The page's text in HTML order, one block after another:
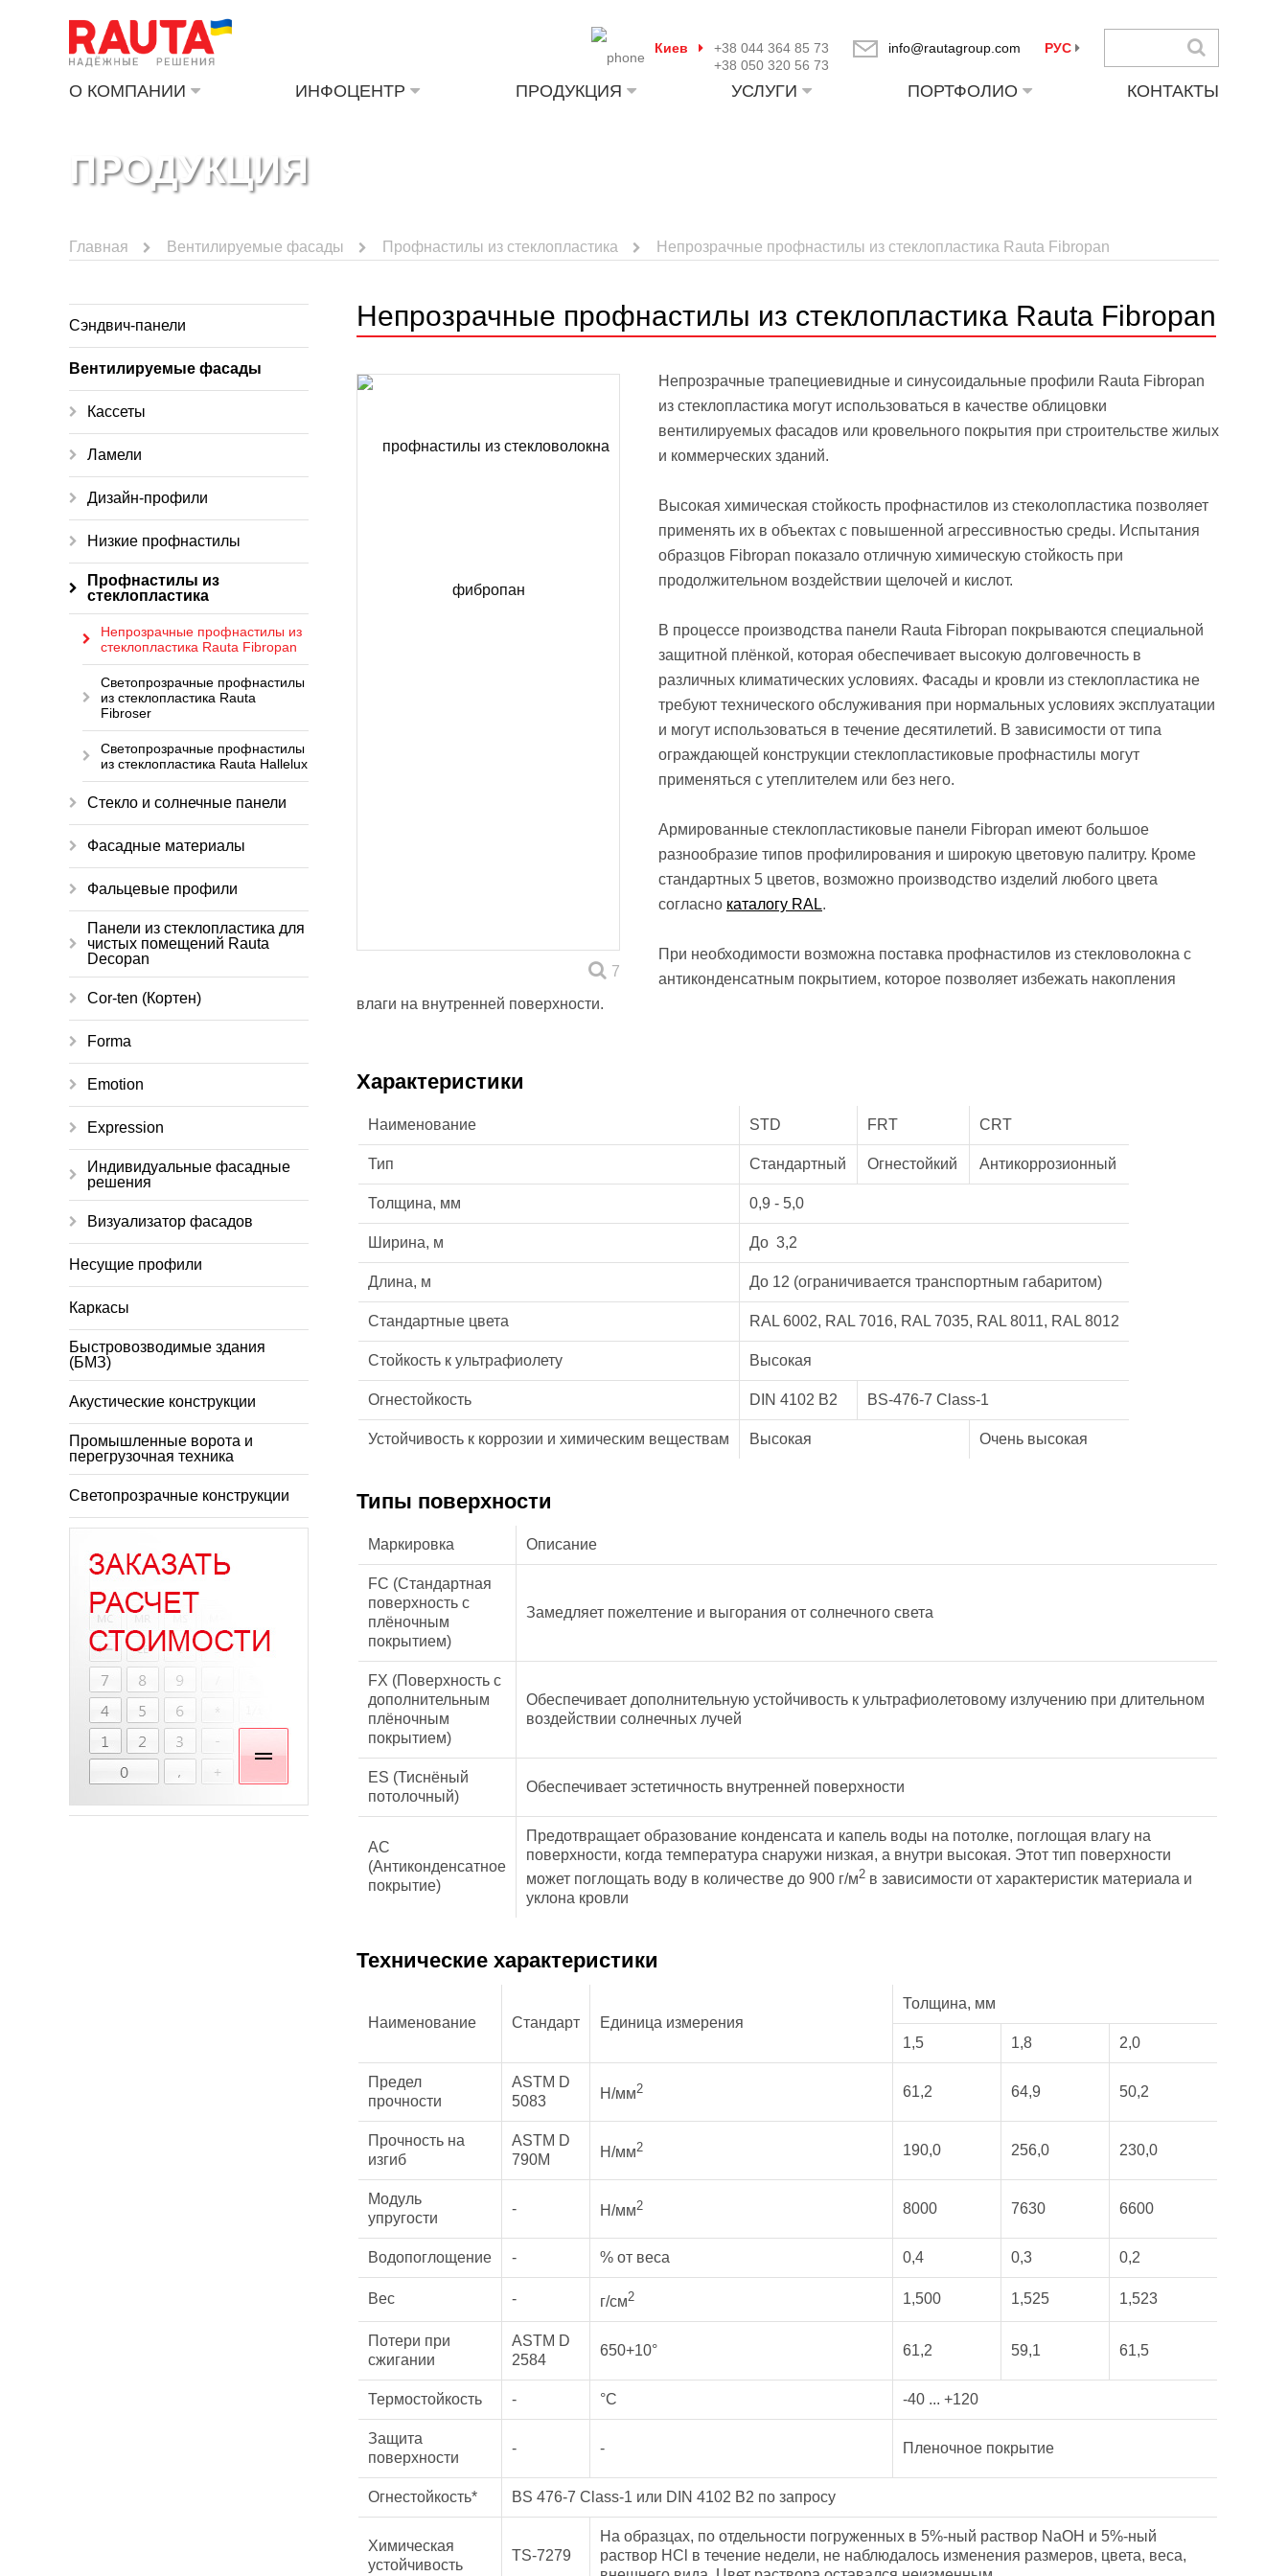
Киев
+38 044 364 85 73
+38 050 320 56 73
info@rautagroup.com РУС
О КОМПАНИИ ИНФОЦЕНТР ПРОДУКЦИЯ УСЛУГИ ПОРТФОЛИО КОНТАКТЫ
ПРОДУКЦИЯ
Главная Вентилируемые фасады Профнастилы из стеклопластика Непрозрачные профнастилы из стеклопластика Rauta Fibropan
Сэндвич-панели
Вентилируемые фасады
Кассеты
Ламели
Дизайн-профили
Низкие профнастилы
Профнастилы из
стеклопластика
Непрозрачные профнастилы из
стеклопластика Rauta Fibropan
Светопрозрачные профнастилы
из стеклопластика Rauta
Fibroser
Светопрозрачные профнастилы
из стеклопластика Rauta Hallelux
Стекло и солнечные панели
Фасадные материалы
Фальцевые профили
Панели из стеклопластика для
чистых помещений Rauta
Decopan
Cor-ten (Кортен)
Forma
Emotion
Expression
Индивидуальные фасадные
решения
Визуализатор фасадов
Несущие профили
Каркасы
Быстровозводимые здания
(БМЗ)
Акустические конструкции
Промышленные ворота и
перегрузочная техника
Cветопрозрачные конструкции
Непрозрачные профнастилы из стеклопластика Rauta Fibropan
7
Непрозрачные трапециевидные и синусоидальные профили Rauta Fibropan
из стеклопластика могут использоваться в качестве облицовки
вентилируемых фасадов или кровельного покрытия при строительстве жилых
и коммерческих зданий.
Высокая химическая стойкость профнастилов из стеколопластика позволяет
применять их в объектах с повышенной агрессивностью среды. Испытания
образцов Fibropan показало отличную химическую стойкость при
продолжительном воздействии щелочей и кислот.
В процессе производства панели Rauta Fibropan покрываются специальной
защитной плёнкой, которая обеспечивает высокую долговечность в
различных климатических условиях. Фасады и кровли из стеклопластика не
требуют технического обслуживания при нормальных условиях эксплуатации
и могут использоваться в течение десятилетий. В зависимости от типа
ограждающей конструкции стеклопластиковые профнастилы могут
применяться с утеплителем или без него.
Армированные стеклопластиковые панели Fibropan имеют большое
разнообразие типов профилирования и широкую цветовую палитру. Кроме
стандартных 5 цветов, возможно производство изделий любого цвета
согласно каталогу RAL.
При необходимости возможна поставка профнастилов из стекловолокна с
антиконденсатным покрытием, которое позволяет избежать накопления
влаги на внутренней поверхности.
Характеристики
Наименование STD FRT CRT
Тип Стандартный Огнестойкий Антикоррозионный
Толщина, мм 0,9 - 5,0
Ширина, м До 3,2
Длина, м До 12 (ограничивается транспортным габаритом)
Стандартные цвета RAL 6002, RAL 7016, RAL 7035, RAL 8011, RAL 8012
Стойкость к ультрафиолету Высокая
Огнестойкость DIN 4102 B2 BS-476-7 Class-1
Устойчивость к коррозии и химическим веществам Высокая Очень высокая
Типы поверхности
Маркировка Описание
FC (Стандартная
поверхность с
плёночным
покрытием)
Замедляет пожелтение и выгорания от солнечного света
FX (Поверхность с
дополнительным
плёночным
покрытием)
Обеспечивает дополнительную устойчивость к ультрафиолетовому излучению при длительном
воздействии солнечных лучей
ES (Тиснёный
потолочный)
Обеспечивает эстетичность внутренней поверхности
AC
(Антиконденсатное
покрытие)
Предотвращает образование конденсата и капель воды на потолке, поглощая влагу на
поверхности, когда температура снаружи низкая, а внутри высокая. Этот тип поверхности
может поглощать воду в количестве до 900 г/м2 в зависимости от характеристик материала и
уклона кровли
Технические характеристики
Наименование Стандарт Единица измерения
Толщина, мм
1,5 1,8 2,0
Предел
прочности
ASTM D
5083
Н/мм2 61,2 64,9 50,2
Прочность на
изгиб
ASTM D
790M
Н/мм2 190,0 256,0 230,0
Модуль
упругости
- Н/мм2 8000 7630 6600
Водопоглощение - % от веса 0,4 0,3 0,2
Вес - г/см2 1,500 1,525 1,523
Потери при
сжигании
ASTM D
2584
650+10° 61,2 59,1 61,5
Термостойкость - °C -40 ... +120
Защита
поверхности
- - Пленочное покрытие
Огнестойкость* BS 476-7 Class-1 или DIN 4102 B2 по запросу
Химическая
устойчивость
TS-7279
На образцах, по отдельности погруженных в 5%-ный раствор NaOH и 5%-ный
раствор HCl в течение недели, не наблюдалось изменения размеров, цвета, веса,